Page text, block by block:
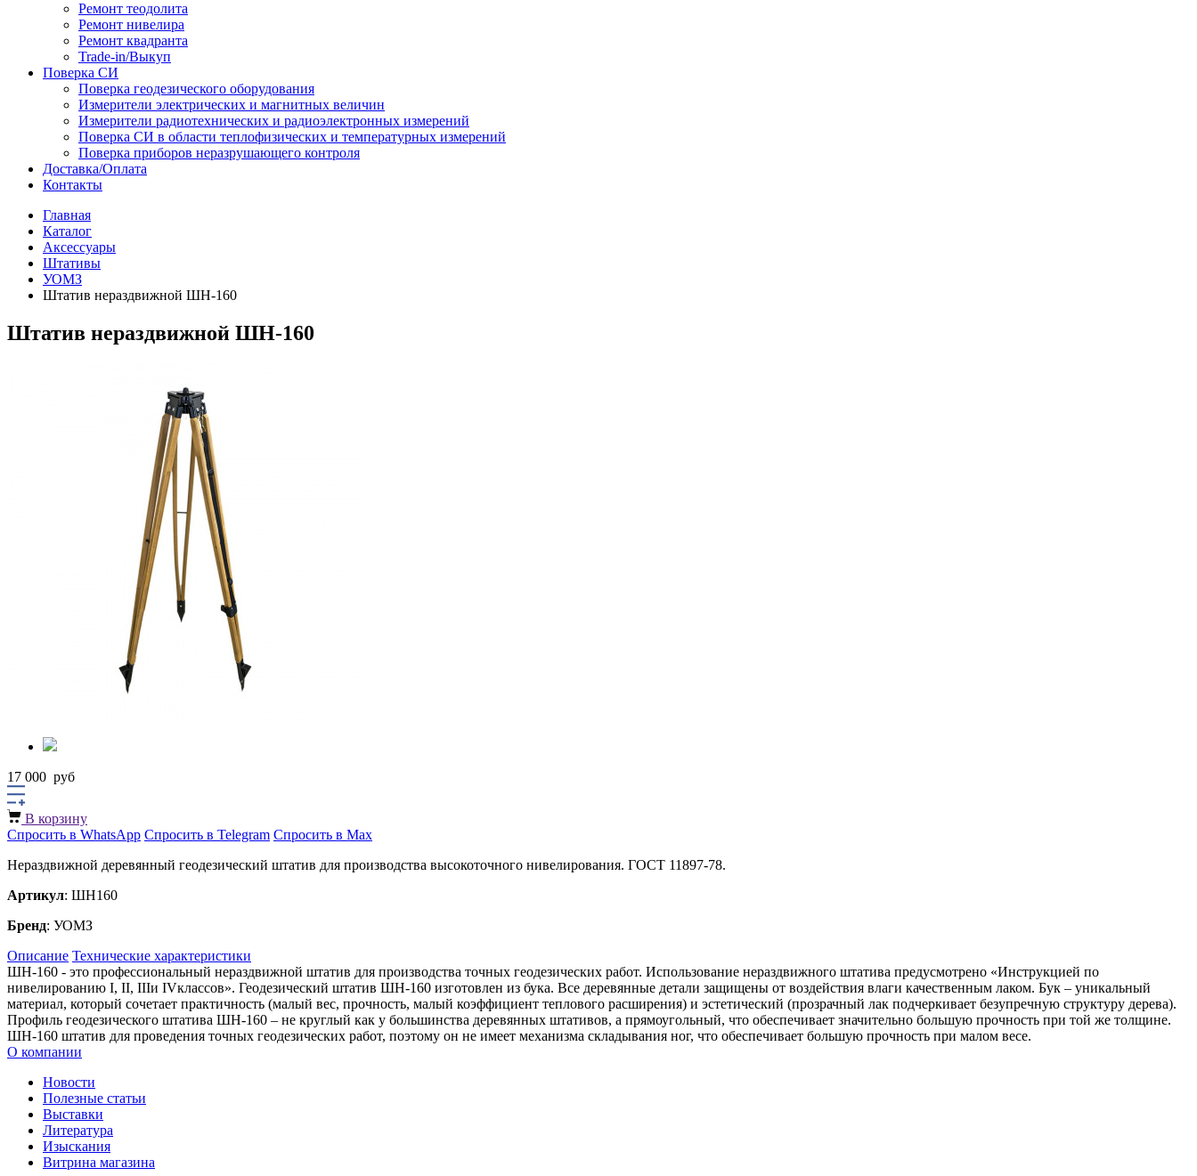
Ремонт теодолита
Ремонт нивелира
Ремонт квадранта
Trade-in/Выкуп
Поверка СИ
Поверка геодезического оборудования
Измерители электрических и магнитных величин
Измерители радиотехнических и радиоэлектронных измерений
Поверка СИ в области теплофизических и температурных измерений
Поверка приборов неразрушающего контроля
Доставка/Оплата
Контакты
Главная
Каталог
Аксессуары
Штативы
УОМЗ
Штатив нераздвижной ШН-160
Штатив нераздвижной ШН-160
17 000 руб
В корзину
Спросить в WhatsApp Спросить в Telegram Спросить в Max
Нераздвижной деревянный геодезический штатив для производства высокоточного нивелирования. ГОСТ 11897-78.
Артикул: ШН160
Бренд: УОМЗ
Описание Технические характеристики
ШН-160 - это профессиональный нераздвижной штатив для производства точных геодезических работ. Использование нераздвижного штатива предусмотрено «Инструкцией по
нивелированию I, II, IIIи IVклассов». Геодезический штатив ШН-160 изготовлен из бука. Все деревянные детали защищены от воздействия влаги качественным лаком. Бук – уникальный
материал, который сочетает практичность (малый вес, прочность, малый коэффициент теплового расширения) и эстетический (прозрачный лак подчеркивает безупречную структуру дерева).
Профиль геодезического штатива ШН-160 – не круглый как у большинства деревянных штативов, а прямоугольный, что обеспечивает значительно большую прочность при той же толщине.
ШН-160 штатив для проведения точных геодезических работ, поэтому он не имеет механизма складывания ног, что обеспечивает большую прочность при малом весе.
О компании
Новости
Полезные статьи
Выставки
Литература
Изыскания
Витрина магазина